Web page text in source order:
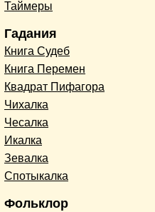
Таймеры
Гадания
Книга Судеб
Книга Перемен
Квадрат Пифагора
Чихалка
Чесалка
Икалка
Зевалка
Спотыкалка
Фольклор